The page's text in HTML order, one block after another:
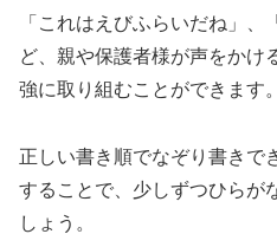
「これはえびふらいだね」
ど、親や保護者様が声をかけ
強に取り組むことができます。
正しい書き順でなぞり書きで
することで、少しずつひらが
しょう。